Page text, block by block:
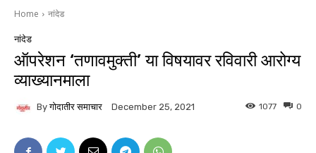
Home नांदेड
नांदेड
ऑपरेशन ‘तणावमुक्ती’ या विषयावर रविवारी आरोग्य
व्याख्यानमाला
By गोदातीर समाचार December 25, 2021 0
1077